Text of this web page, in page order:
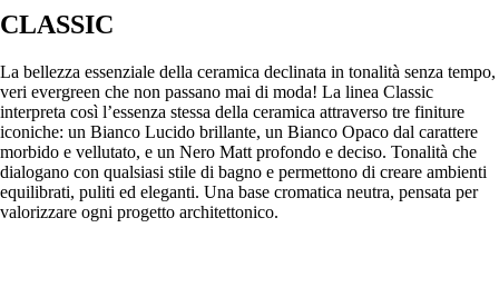
CLASSIC
La bellezza essenziale della ceramica declinata in tonalità senza tempo,
veri evergreen che non passano mai di moda! La linea Classic
interpreta così l’essenza stessa della ceramica attraverso tre finiture
iconiche: un Bianco Lucido brillante, un Bianco Opaco dal carattere
morbido e vellutato, e un Nero Matt profondo e deciso. Tonalità che
dialogano con qualsiasi stile di bagno e permettono di creare ambienti
equilibrati, puliti ed eleganti. Una base cromatica neutra, pensata per
valorizzare ogni progetto architettonico.